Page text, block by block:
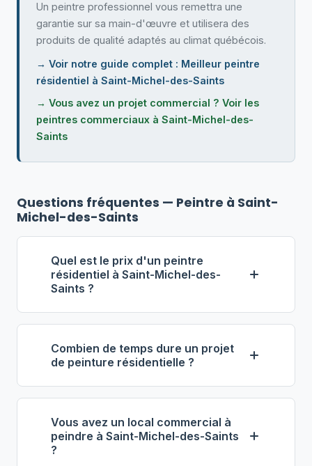
Un peintre professionnel vous remettra une
garantie sur sa main-d'œuvre et utilisera des
produits de qualité adaptés au climat québécois.
→ Voir notre guide complet : Meilleur peintre
résidentiel à Saint-Michel-des-Saints
→ Vous avez un projet commercial ? Voir les
peintres commerciaux à Saint-Michel-des-
Saints
Questions fréquentes — Peintre à Saint-
Michel-des-Saints
Quel est le prix d'un peintre
résidentiel à Saint-Michel-des-
Saints ?
À Saint-Michel-des-Saints, le tarif
horaire d'un peintre résidentiel se situe
généralement entre 40 $ et 65 $ de
moyenne, prévoyez entre 350 $ et 900
$ (main-d'œuvre et matériaux inclus).
Obtenez plusieurs devis via notre
annuaire pour comparer.
Combien de temps dure un projet
de peinture résidentielle ?
La durée varie selon l'envergure du
projet. Pour une pièce, comptez 1 à 2
journées de travail. Pour une maison
complète (intérieur), prévoyez entre 5
Vous avez un local commercial à
peindre à Saint-Michel-des-Saints
?